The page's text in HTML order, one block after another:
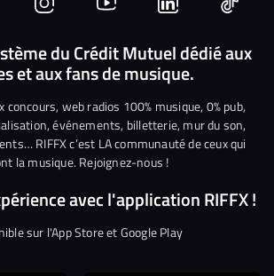
Nous
rejoindre
sur
Instagram
Nous
rejoindre
sur
YouTube
Nous
rejoindre
sur
Linkedin
Nous
du Crédit Mutuel dédié aux
et aux fans de musique.
web radios 100% musique, 0% pub,
événements, billetterie, mur du son,
RIFFX c’est LA communauté de ceux qui
la musique. Rejoignez-nous !
avec l'application RIFFX !
sur l'App Store et Google Play